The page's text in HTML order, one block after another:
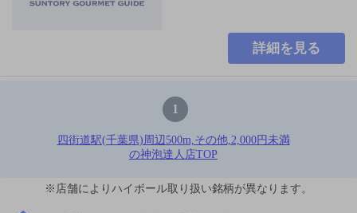
詳細を見る
1
四街道駅(千葉県)周辺500m,その他,2,000円未満
の神泡達人店TOP
※店舗によりハイボール取り扱い銘柄が異なります。